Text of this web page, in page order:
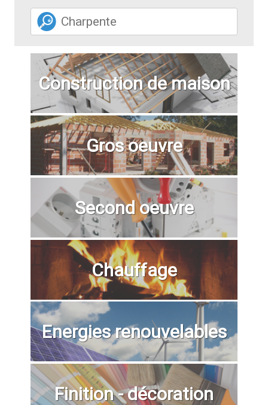
Construction de maison
Gros oeuvre
Second oeuvre
Chauffage
Energies renouvelables
Finition - décoration